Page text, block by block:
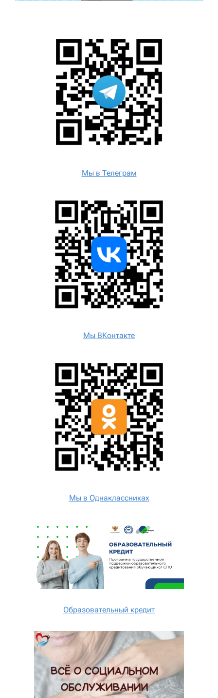
Мы в Телеграм
Мы ВКонтакте
Мы в Однаклассниках
Образовательный кредит